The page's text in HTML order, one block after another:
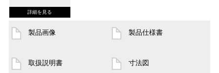
製品画像 製品仕様書
取扱説明書 寸法図